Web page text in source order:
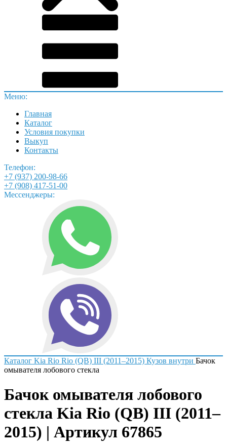
Меню:
Главная
Каталог
Условия покупки
Выкуп
Контакты
Телефон:
+7 (937) 200-98-66
+7 (908) 417-51-00
Мессенджеры:
Каталог Kia Rio Rio (QB) III (2011–2015) Кузов внутри Бачок
омывателя лобового стекла
Бачок омывателя лобового
стекла Kia Rio (QB) III (2011–
2015) | Артикул 67865